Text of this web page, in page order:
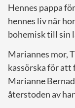
Hennes pappa
hennes liv när
bohemisk till sin
Mariannes mor,
kassörska för att
Marianne
återstoden av